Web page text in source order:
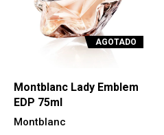
AGOTADO
Montblanc Lady Emblem
EDP 75ml
Montblanc